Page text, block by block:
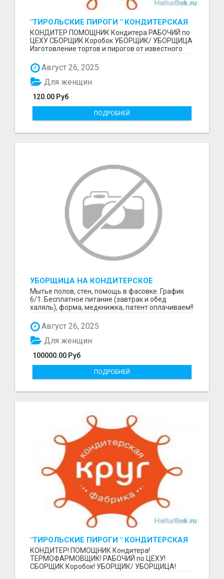
"ТИРОЛЬСКИЕ ПИРОГИ " КОНДИТЕРСКАЯ
ФАБРИКА "КРУГ "
КОНДИТЕР ПОМОЩНИК Кондитера РАБОЧИЙ по
ЦЕХУ СБОРЩИК Коробок УБОРЩИК/ УБОРЩИЦА
Изготовление тортов и пирогов от известного
Август 26, 2025
120.00 Руб
Для женщин
ПОДРОБНЕЙ
УБОРЩИЦА НА КОНДИТЕРСКОЕ
ПРОИЗВОДСТВО (МАРЬИНО/КУРЬЯНОВО)
Мытье полов, стен, помощь в фасовке. График
6/1. Бесплатное питание (завтрак и обед
халяль), форма, медкнижка, патент оплачиваем!!
Август 26, 2025
100000.00 Руб
Для женщин
ПОДРОБНЕЙ
"ТИРОЛЬСКИЕ ПИРОГИ " КОНДИТЕРСКАЯ
ФАБРИКА "КРУГ "
КОНДИТЕР! ПОМОЩНИК Кондитера!
ТЕРМОФАРМОВЩИК! РАБОЧИЙ по ЦЕХУ!
СБОРЩИК Коробок! УБОРЩИК/ УБОРЩИЦА!
~~~~~~~~ Изготовление тортов и пирогов от...